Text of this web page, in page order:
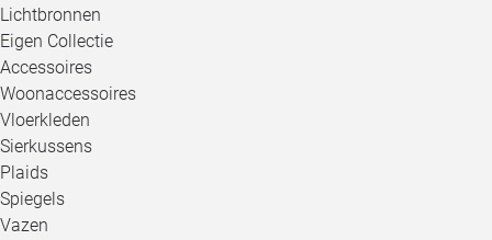
Lichtbronnen
Eigen Collectie
Accessoires
Woonaccessoires
Vloerkleden
Sierkussens
Plaids
Spiegels
Vazen